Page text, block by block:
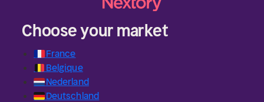
Choose your market
🇫🇷France
🇧🇪 Belgique
🇳🇱Nederland
🇩🇪Deutschland